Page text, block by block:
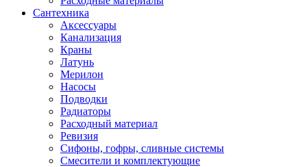
Сантехника
Аксессуары
Канализация
Краны
Латунь
Мерилон
Насосы
Подводки
Радиаторы
Расходный материал
Ревизия
Сифоны, гофры, сливные системы
Смесители и комплектующие